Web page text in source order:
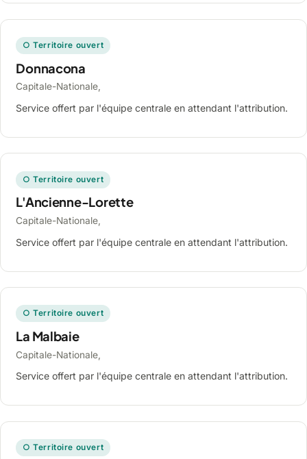
○ Territoire ouvert
Donnacona
Capitale-Nationale,
Service offert par l'équipe centrale en attendant l'attribution.
○ Territoire ouvert
L'Ancienne-Lorette
Capitale-Nationale,
Service offert par l'équipe centrale en attendant l'attribution.
○ Territoire ouvert
La Malbaie
Capitale-Nationale,
Service offert par l'équipe centrale en attendant l'attribution.
○ Territoire ouvert